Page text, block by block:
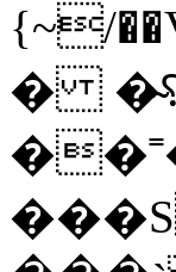
{~/
�
���S